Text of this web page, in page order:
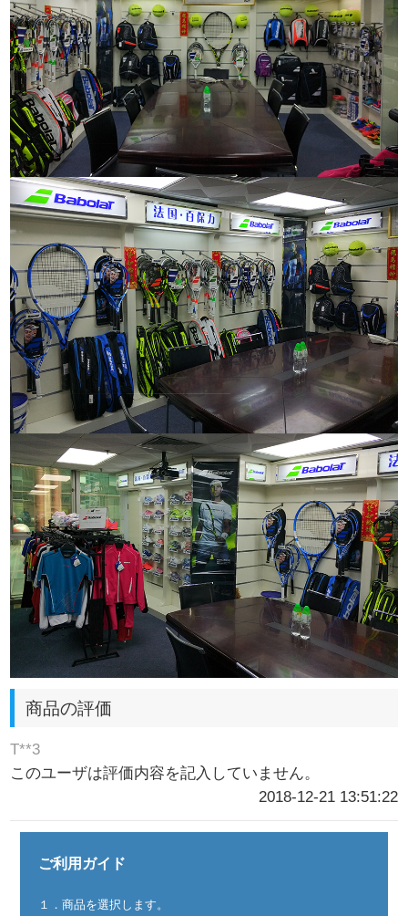
商品の評価
T**3
このユーザは評価内容を記入していません。
2018-12-21 13:51:22
ご利用ガイド
１．商品を選択します。